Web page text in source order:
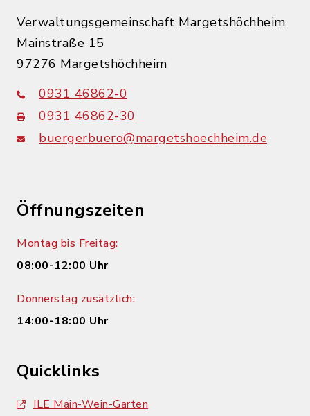
Verwaltungsgemeinschaft Margetshöchheim
Mainstraße 15
97276 Margetshöchheim
0931 46862-0
0931 46862-30
buergerbuero@margetshoechheim.de
Öffnungszeiten
Montag bis Freitag:
08:00-12:00 Uhr
Donnerstag zusätzlich:
14:00-18:00 Uhr
Quicklinks
ILE Main-Wein-Garten